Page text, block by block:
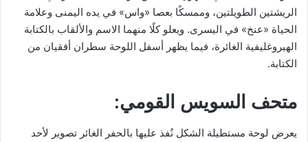
الريشتين الطويلتين، وممسكًا بعصا «واس» في يده اليمنى وعلامة
الحياة «عنخ» في اليسرى. ويعلو كلًا منهما الاسم والألقاب بالكتابة
الهيروغليفية الغائرة، فيما يظهر أسفل اللوحة سطران أفقيان من
الكتابة.
متحف السويس القومي:
يعرض لوحة مستطيلة الشكل نُفذ عليها بالحفر الغائر تصوير لأحد